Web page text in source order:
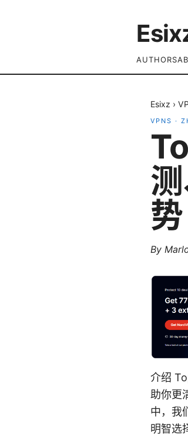
AUTHORS
Esixz ›
VPNS ·
势
By
介绍
助你更
中，我
明智选